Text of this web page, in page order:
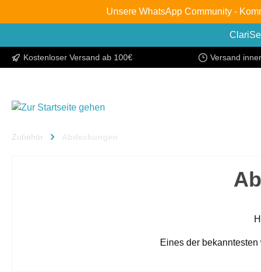
Unsere WhatsApp Community -
Kostenloser Versand ab 100€ Versand
Zubehör
Eines der